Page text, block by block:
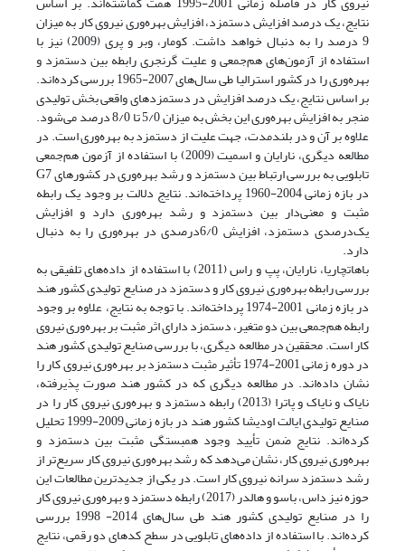
نتایج، یک درصد افزایش دستمزد، افزایش بهره‌وری نیروی کار به میزان
9 درصد را به دنبال خواهد داشت. کومار، وبر و پری (2009) نیز با
استفاده از آزمون‌های هم‌جمعی و علیت گرنجری رابطه بین دستمزد و
بهره‌وری را در کشور استرالیا طی سال‌های 2007-1965 بررسی کرده‌اند.
بر اساس نتایج، یک درصد افزایش در دستمزدهای واقعی بخش تولیدی
منجر به افزایش بهره‌وری این بخش به میزان 5/0 تا 8/0 درصد می‌شود.
علاوه بر آن و در بلندمدت، جهت علیت از دستمزد به بهره‌وری است. در
مطالعه دیگری، نارایان و اسمیت (2009) با استفاده از آزمون هم‌جمعی
تابلویی به بررسی ارتباط بین دستمزد و رشد بهره‌وری در کشورهای G7
در بازه زمانی 2004-1960 پرداخته‌اند. نتایج دلالت بر وجود یک رابطه
مثبت و معنی‌دار بین دستمزد و رشد بهره‌وری دارد و افزایش
یک‌درصدی دستمزد، افزایش 6/0‌درصدی در بهره‌وری را به دنبال
دارد.
باهاتچاریا، نارایان، پپ و راس (2011) با استفاده از داده‌های تلفیقی به
بررسی رابطه بهره‌وری نیروی کار و دستمزد در صنایع تولیدی کشور هند
در بازه زمانی 2001-1974 پرداخته‌اند. با توجه به نتایج، علاوه بر وجود
رابطه هم‌جمعی بین دو متغیر، دستمزد دارای اثر مثبت بر بهره‌وری نیروی
کار است. محققین در مطالعه دیگری، با بررسی صنایع تولیدی کشور هند
در دوره زمانی 2001-1974 تأثیر مثبت دستمزد بر بهره‌وری نیروی کار را
نشان داده‌اند. در مطالعه دیگری که در کشور هند صورت پذیرفته،
نایاک و نایاک و پاترا (2013) رابطه دستمزد و بهره‌وری نیروی کار را در
صنایع تولیدی ایالت اودیشا کشور هند در بازه زمانی 2009-1999 تحلیل
کرده‌اند. نتایج ضمن تأیید وجود همبستگی مثبت بین دستمزد و
بهره‌وری نیروی کار، نشان می‌دهد که رشد بهره‌وری نیروی کار سریع‌تر از
رشد دستمزد سرانه نیروی کار است. در یکی از جدیدترین مطالعات این
حوزه نیز داس، باسو و هالدر (2017) رابطه دستمزد و بهره‌وری نیروی کار
را در صنایع تولیدی کشور هند طی سال‌های 2014- 1998 بررسی
کرده‌اند. با استفاده از داده‌های تابلویی در سطح کدهای دو رقمی، نتایج